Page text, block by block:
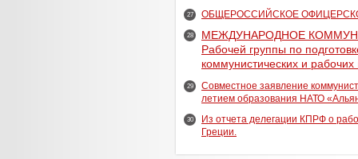
27 ОБЩЕРОССИЙСКОЕ
28
МЕЖДУНАРОДНОЕ
Рабочей группы по
коммунистических и
29
Совместное заявление
летием образования НАТО
30
Из отчета делегации КПРФ о
Греции.